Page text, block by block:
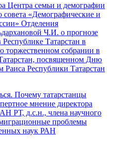
Центра семьи и демографии
«Демографические и
Отделения
Ч.И. о прогнозе
Татарстан в
торжественном собрании в
посвященном Дню
Раиса Республики Татарстан
Почему татарстанцы
мнение директора
РТ, д.с.н., члена научного
проблемы
наук РАН